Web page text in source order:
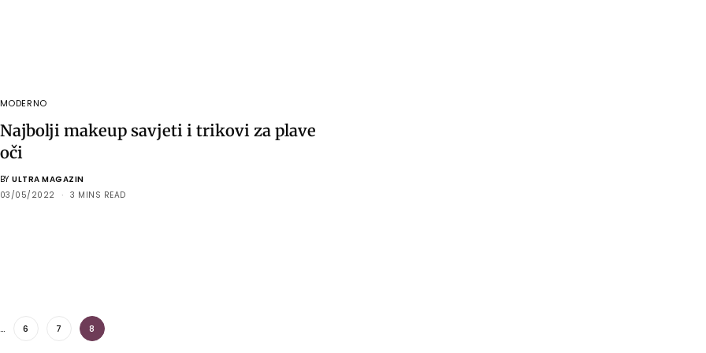
MODERNO
Najbolji makeup savjeti i trikovi za plave
oči
BY ULTRA MAGAZIN
03/05/2022
3 MINS READ
… 6 7 8